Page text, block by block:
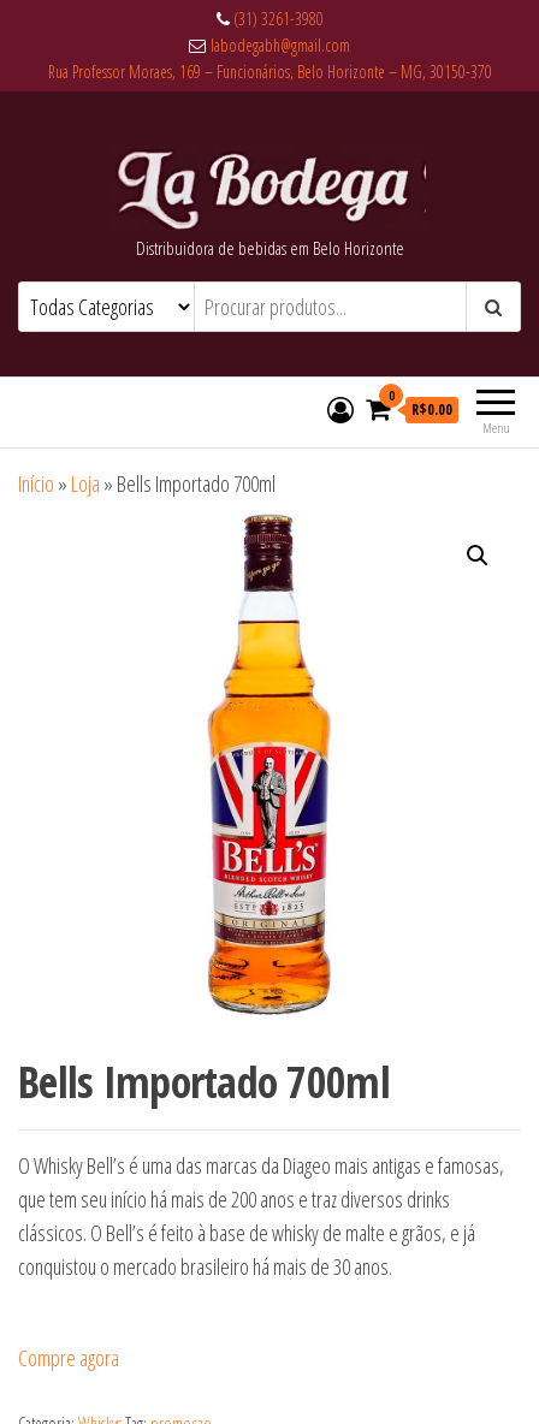
(31) 3261-3980
labodegabh@gmail.com
Rua Professor Moraes, 169 – Funcionários, Belo Horizonte – MG, 30150-370
Distribuidora de bebidas em Belo Horizonte
Menu
0
R$0.00
Início » Loja » Bells Importado 700ml
Bells Importado 700ml
O Whisky Bell’s é uma das marcas da Diageo mais antigas e famosas,
que tem seu início há mais de 200 anos e traz diversos drinks
clássicos. O Bell’s é feito à base de whisky de malte e grãos, e já
conquistou o mercado brasileiro há mais de 30 anos.
Compre agora